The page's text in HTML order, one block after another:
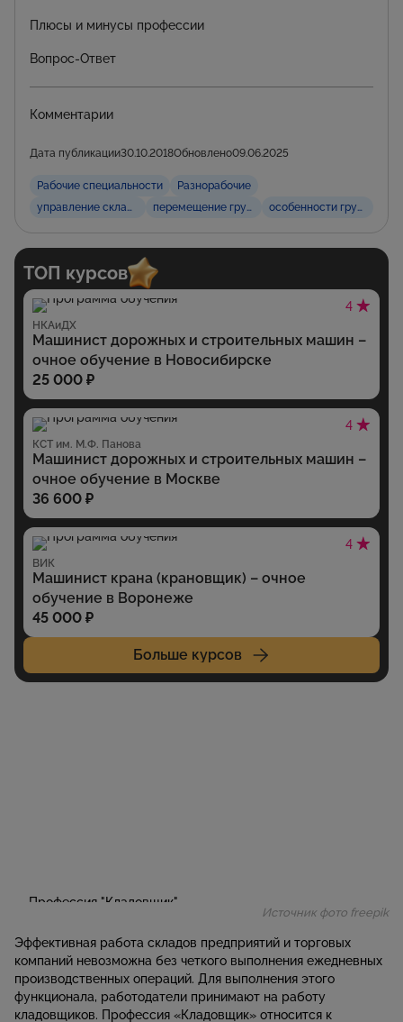
Плюсы и минусы профессии
Вопрос-Ответ
Комментарии
Дата публикации30.10.2018Обновлено09.06.2025
Рабочие специальности
Разнорабочие
управление складом
перемещение грузов особенности грузов
ТОП курсов
4
НКАиДХ
Машинист дорожных и строительных машин –
очное обучение в Новосибирске
25 000 ₽
4
КСТ им. М.Ф. Панова
Машинист дорожных и строительных машин –
очное обучение в Москве
36 600 ₽
4
ВИК
Машинист крана (крановщик) – очное
обучение в Воронеже
45 000 ₽
Больше курсов
Источник фото freepik
Эффективная работа складов предприятий и торговых
компаний невозможна без четкого выполнения ежедневных
производственных операций. Для выполнения этого
функционала, работодатели принимают на работу
кладовщиков. Профессия «Кладовщик» относится к